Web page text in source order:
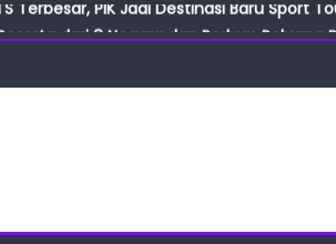
dari 8 Negara dan Perluas Peluang
Terbesar, PIK Jadi Destinasi Baru Sport